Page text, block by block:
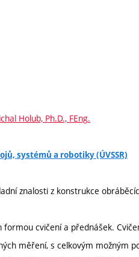
Holub, Ph.D., FEng.
systémů a robotiky (ÚVSSR)
znalosti z konstrukce
formou cvičení a přednášek.
měření, s celkovým možným